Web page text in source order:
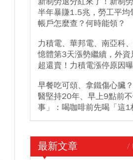
半年暴賺1.5兆，勞工平
帳戶怎麼查？何時能領？
力積電、華邦電、南亞科
憶體第3天漲勢繼續，外資
超還賣！力積電漲停原因
早餐吃可頌、拿鐵傷心臟
醫堅持20年、早上9點前
事」：喝咖啡前先喝「這1
最新文章 /